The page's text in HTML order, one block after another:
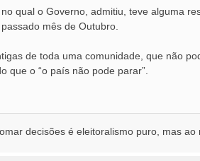
qual o Governo, admitiu, teve alguma
mês de Outubro.
de toda uma comunidade, que não
que o “o país não pode parar”.
decisões é eleitoralismo puro, mas